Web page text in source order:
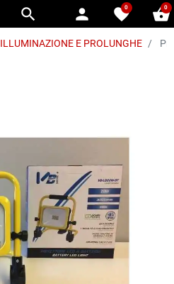
search person favorite
0 shopping_basket
0
ILLUMINAZIONE E PROLUNGHE